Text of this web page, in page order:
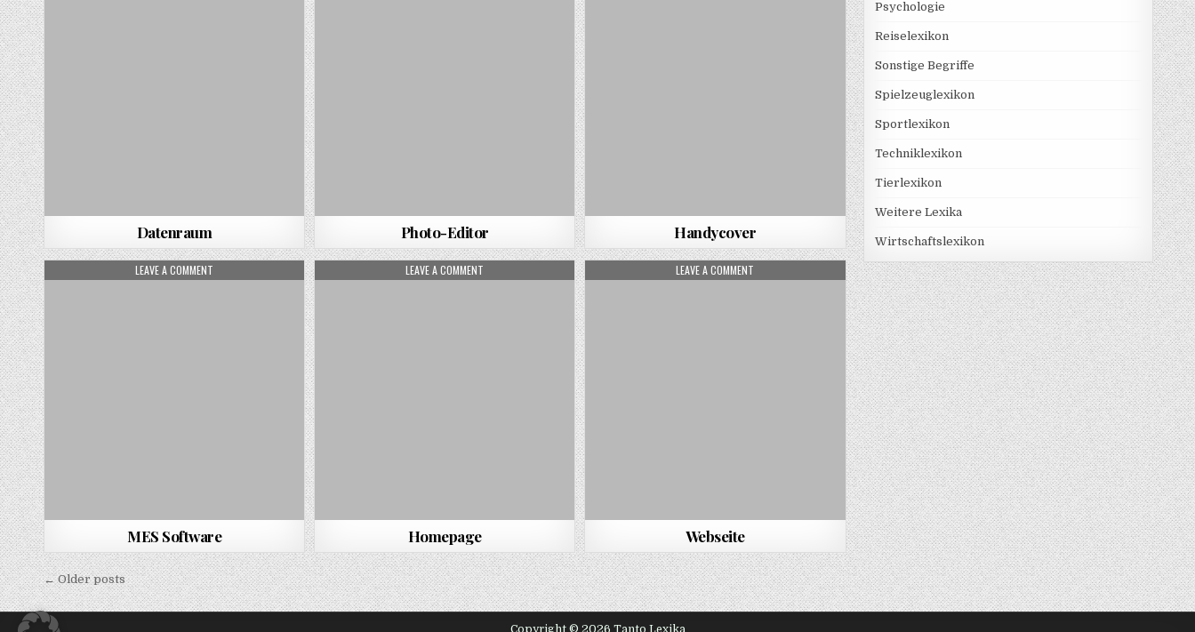
Datenraum Photo-Editor Handycover
LEAVE A COMMENT
MES Software
LEAVE A COMMENT
Homepage
LEAVE A COMMENT
Webseite
Beitragsnavigation
← Older posts
Psychologie
Reiselexikon
Sonstige Begriffe
Spielzeuglexikon
Sportlexikon
Techniklexikon
Tierlexikon
Weitere Lexika
Wirtschaftslexikon
Copyright © 2026 Tanto Lexika